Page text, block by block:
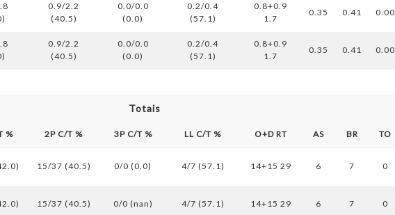
0.9/2.2
(40.5)
0.0/0.0
(0.0)
0.2/0.4
(57.1)
0.8+0.9
1.7
0.35 0.41 0.00
0.9/2.2
(40.5)
0.0/0.0
(0.0)
0.2/0.4
(57.1)
0.8+0.9
1.7
0.35 0.41 0.00
Totais
% 2P C/T % 3P C/T % LL C/T % O+D RT AS BR TO
15/37 (40.5) 0/0 (0.0) 4/7 (57.1) 14+15 29 6 7 0
15/37 (40.5) 0/0 (nan) 4/7 (57.1) 14+15 29 6 7 0